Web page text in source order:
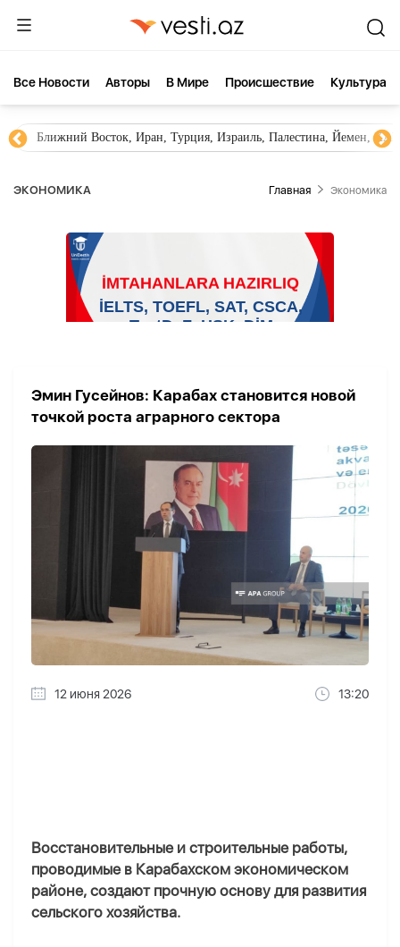
Все Новости Aвторы В Мире Происшествие Культура
Ближний Восток, Иран, Турция, Израиль, Палестина, Йемен,
ЭКОНОМИКА Главная Экономика
Эмин Гусейнов: Карабах становится новой
точкой роста аграрного сектора
12 июня 2026 13:20
Восстановительные и строительные работы,
проводимые в Карабахском экономическом
районе, создают прочную основу для развития
сельского хозяйства.